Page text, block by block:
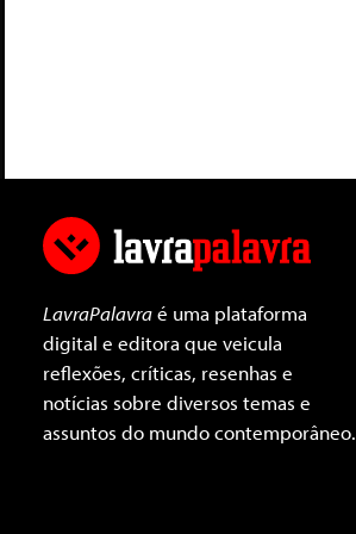
LavraPalavraé uma plataforma
digital e editora que veicula
reflexões, críticas, resenhas e
notícias sobre diversos temas e
assuntos do mundo contemporâneo.